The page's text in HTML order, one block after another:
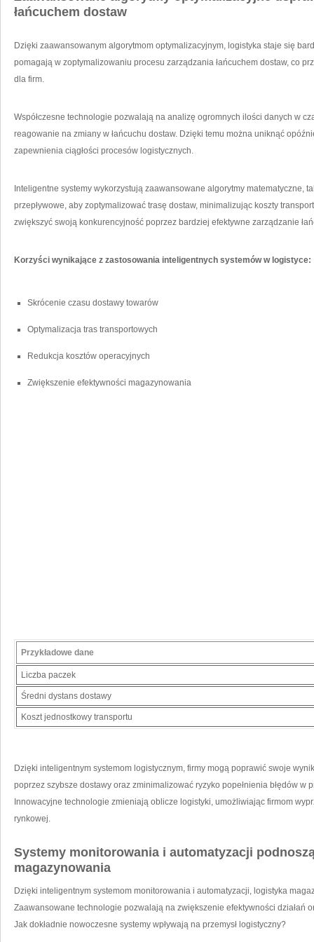
łańcuchem dostaw
Dzięki zaawansowanym algorytmom optymalizacyjnym, logistyka ⁢staje się
pomagają w zoptymalizowaniu⁢ procesu zarządzania łańcuchem dostaw,⁤ co
dla firm.
Współczesne technologie pozwalają na analizę ogromnych ilości danych​ w
reagowanie ​na zmiany w⁢ łańcuchu dostaw. Dzięki ⁤temu można uniknąć
zapewnienia ciągłości procesów logistycznych.
Inteligentne⁣ systemy wykorzystują zaawansowane algorytmy matematyczne,
przepływowe, ⁣aby zoptymalizować trasę dostaw, minimalizując koszty
zwiększyć ‌swoją konkurencyjność poprzez bardziej efektywne zarządzanie
Korzyści wynikające z zastosowania inteligentnych systemów w logistyce:
Skrócenie czasu dostawy towarów
Optymalizacja ⁢tras transportowych
Redukcja kosztów operacyjnych
Zwiększenie efektywności magazynowania
Przykładowe dane
Liczba paczek
Średni dystans⁢ dostawy
Koszt jednostkowy transportu
Dzięki inteligentnym systemom logistycznym, firmy⁣ mogą poprawić swoje
poprzez szybsze dostawy ⁢oraz zminimalizować ​ryzyko popełnienia ⁢błędów w
Innowacyjne technologie zmieniają⁢ oblicze logistyki, umożliwiając firmom
rynkowej.
Systemy monitorowania⁤ i automatyzacji
magazynowania
Dzięki inteligentnym‍ systemom monitorowania i ​automatyzacji, logistyka
Zaawansowane technologie pozwalają na zwiększenie efektywności działań
Jak dokładnie nowoczesne systemy wpływają na przemysł logistyczny?